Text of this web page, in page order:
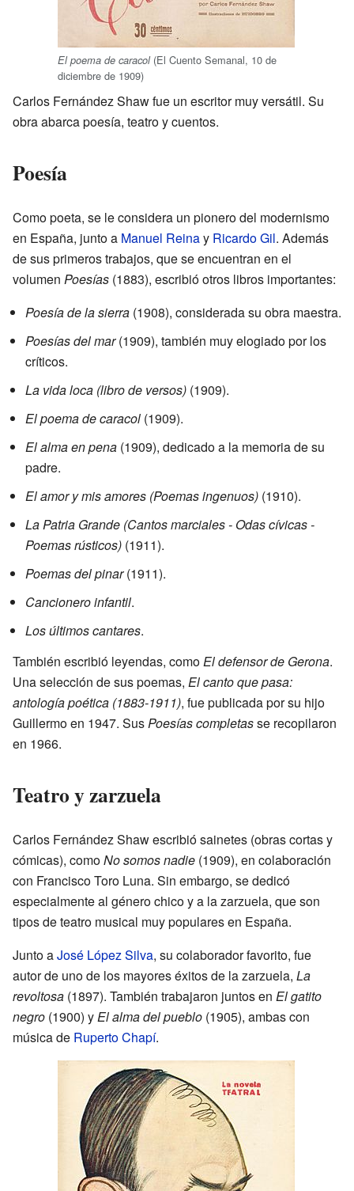
El poema de caracol(El Cuento Semanal, 10 de
diciembre de 1909)
Carlos Fernández Shaw fue un escritor muy versátil. Su
obra abarca poesía, teatro y cuentos.
Poesía
Como poeta, se le considera un pionero del modernismo
en España, junto a Manuel Reinay Ricardo Gil. Además
de sus primeros trabajos, que se encuentran en el
volumen Poesías (1883), escribió otros libros importantes:
Poesía de la sierra (1908), considerada su obra maestra.
Poesías del mar(1909), también muy elogiado por los
críticos.
La vida loca (libro de versos) (1909).
El poema de caracol (1909).
El alma en pena (1909), dedicado a la memoria de su
padre.
El amor y mis amores (Poemas ingenuos) (1910).
La Patria Grande (Cantos marciales - Odas cívicas -
Poemas rústicos) (1911).
Poemas del pinar(1911).
Cancionero infantil.
Los últimos cantares.
También escribió leyendas, comoEl defensor de Gerona.
Una selección de sus poemas, El canto que pasa:
antología poética (1883-1911), fue publicada por su hijo
Guillermo en 1947. SusPoesías completasse recopilaron
en 1966.
Teatro y zarzuela
Carlos Fernández Shaw escribió sainetes (obras cortas y
cómicas), comoNo somos nadie (1909), en colaboración
con Francisco Toro Luna. Sin embargo, se dedicó
especialmente al género chico y a la zarzuela, que son
tipos de teatro musical muy populares en España.
Junto aJosé López Silva, su colaborador favorito, fue
autor de uno de los mayores éxitos de la zarzuela, La
revoltosa (1897). También trabajaron juntos en El gatito
negro (1900) yEl alma del pueblo (1905), ambas con
música de Ruperto Chapí.